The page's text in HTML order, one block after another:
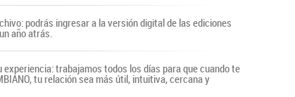
podrás ingresar a la versión digital de las ediciones
año atrás.
trabajamos todos los días para que cuando te
tu relación sea más útil, intuitiva, cercana y